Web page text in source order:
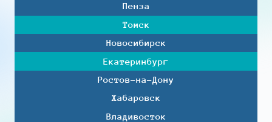
Пенза
Томск
Новосибирск
Екатеринбург
Ростов-на-Дону
Хабаровск
Владивосток